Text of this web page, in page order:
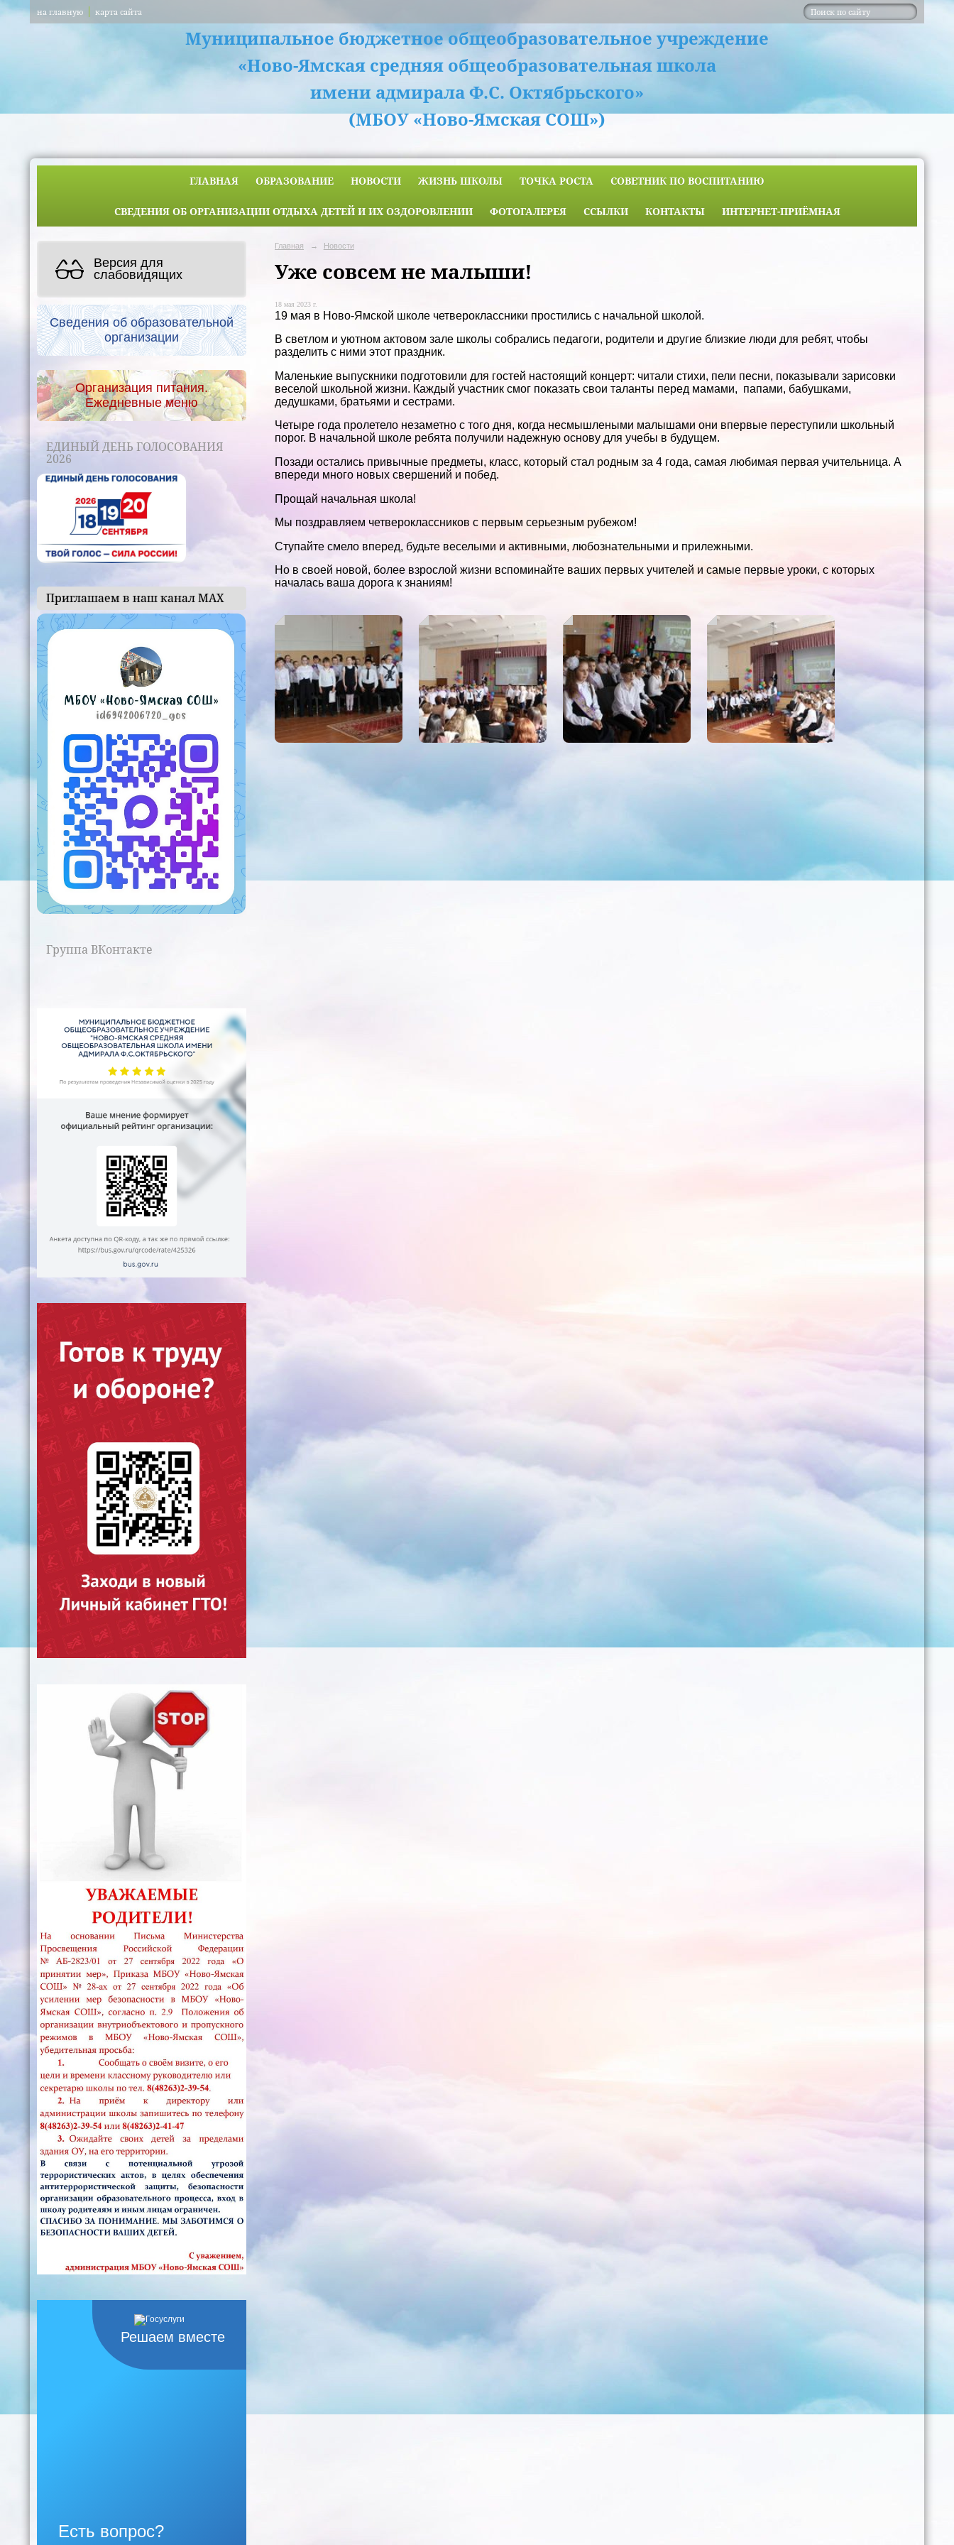
на главную карта сайта
Муниципальное бюджетное общеобразовательное учреждение
«Ново-Ямская средняя общеобразовательная школа
имени адмирала Ф.С. Октябрьского»
(МБОУ «Ново-Ямская СОШ»)
ГЛАВНАЯ ОБРАЗОВАНИЕ НОВОСТИ ЖИЗНЬ ШКОЛЫ ТОЧКА РОСТА СОВЕТНИК ПО ВОСПИТАНИЮ
СВЕДЕНИЯ ОБ ОРГАНИЗАЦИИ ОТДЫХА ДЕТЕЙ И ИХ ОЗДОРОВЛЕНИИ ФОТОГАЛЕРЕЯ ССЫЛКИ КОНТАКТЫ ИНТЕРНЕТ-ПРИЁМНАЯ
Версия для
слабовидящих
Сведения об образовательной
организации
Организация питания.
Ежедневные меню
ЕДИНЫЙ ДЕНЬ ГОЛОСОВАНИЯ
2026
Приглашаем в наш канал МАХ
Группа ВКонтакте
Решаем вместе
Есть вопрос?
Главная → Новости
Уже совсем не малыши!
18 мая 2023 г.
19 мая в Ново-Ямской школе четвероклассники простились с начальной школой.
В светлом и уютном актовом зале школы собрались педагоги, родители и другие близкие люди для ребят, чтобы
разделить с ними этот праздник.
Маленькие выпускники подготовили для гостей настоящий концерт: читали стихи, пели песни, показывали зарисовки
веселой школьной жизни. Каждый участник смог показать свои таланты перед мамами, папами, бабушками,
дедушками, братьями и сестрами.
Четыре года пролетело незаметно с того дня, когда несмышлеными малышами они впервые переступили школьный
порог. В начальной школе ребята получили надежную основу для учебы в будущем.
Позади остались привычные предметы, класс, который стал родным за 4 года, самая любимая первая учительница. А
впереди много новых свершений и побед.
Прощай начальная школа!
Мы поздравляем четвероклассников с первым серьезным рубежом!
Ступайте смело вперед, будьте веселыми и активными, любознательными и прилежными.
Но в своей новой, более взрослой жизни вспоминайте ваших первых учителей и самые первые уроки, с которых
началась ваша дорога к знаниям!